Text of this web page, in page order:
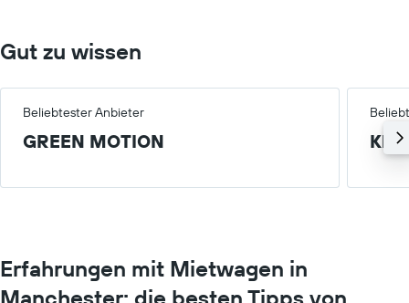
Gut zu wissen
Beliebtester Anbieter
GREEN MOTION
Erfahrungen mit Mietwagen in
Manchester: die besten Tipps von